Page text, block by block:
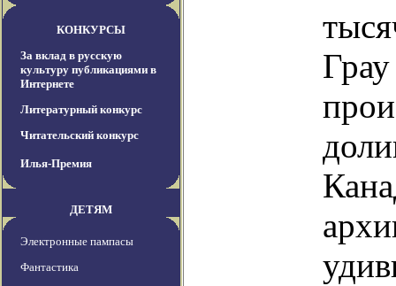
КОНКУРСЫ
За вклад в русскую
культуру публикациями в
Интернете
Литературный конкурс
Читательский конкурс
Илья-Премия
ДЕТЯМ
Электронные пампасы
Фантастика